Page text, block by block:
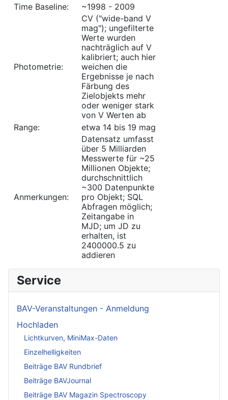
Time Baseline:
~1998 - 2009
Photometrie:
CV ("wide-band V
mag"); ungefilterte
Werte wurden
nachträglich auf V
kalibriert; auch hier
weichen die
Ergebnisse je nach
Färbung des
Zielobjekts mehr
oder weniger stark
von V Werten ab
Range:
etwa 14 bis 19 mag
Anmerkungen:
Datensatz umfasst
über 5 Milliarden
Messwerte für ~25
Millionen Objekte;
durchschnittlich
~300 Datenpunkte
pro Objekt; SQL
Abfragen möglich;
Zeitangabe in
MJD; um JD zu
erhalten, ist
2400000.5 zu
addieren
Service
BAV-Veranstaltungen - Anmeldung
Hochladen
Lichtkurven, MiniMax-Daten
Einzelhelligkeiten
Beiträge BAV Rundbrief
Beiträge BAVJournal
Beiträge BAV Magazin Spectroscopy